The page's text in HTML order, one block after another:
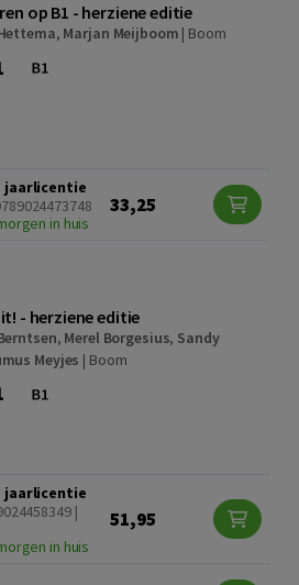
op B1 - herziene editie
, Marjan Meijboom | Boom
jaarlicentie
in huis
33,25
- herziene editie
, Merel Borgesius, Sandy
Meyjes | Boom
jaarlicentie
|
in huis
51,95